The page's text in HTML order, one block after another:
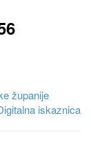
županije
iskaznica